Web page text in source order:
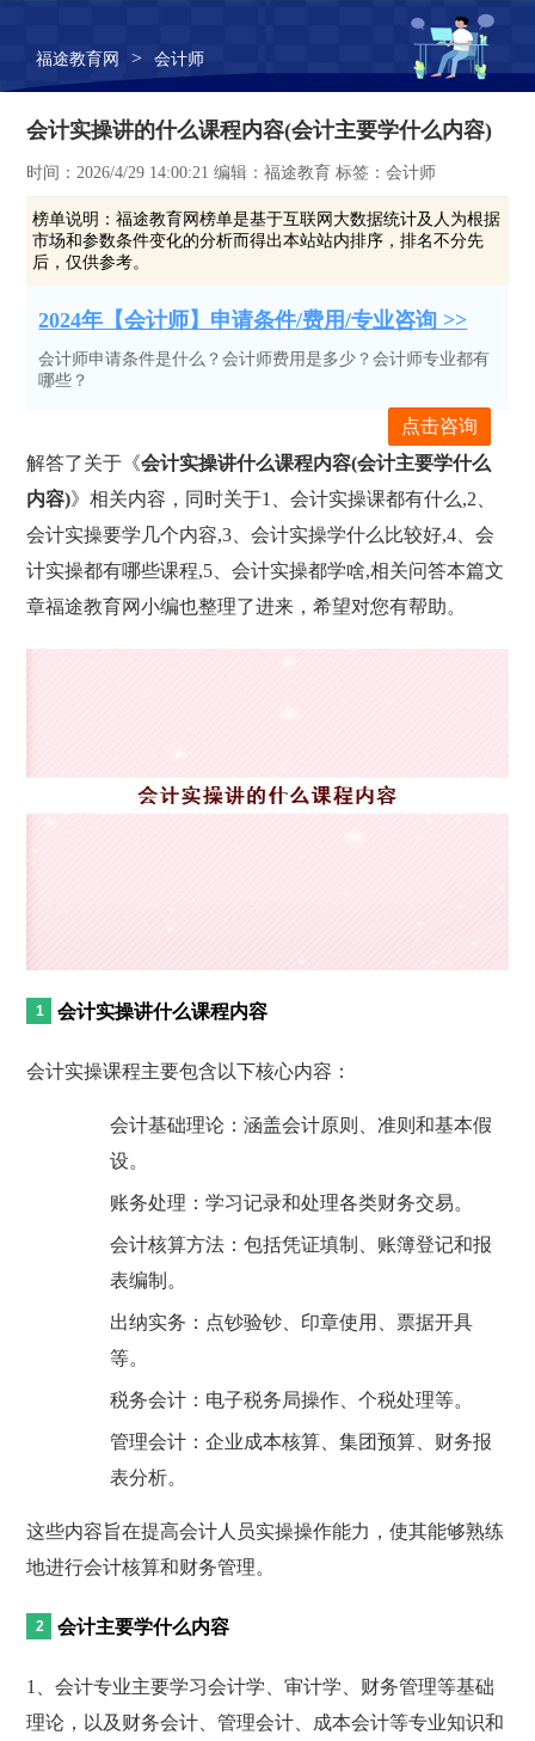
福途教育网 > 会计师
会计实操讲的什么课程内容(会计主要学什么内容)
时间：2026/4/29 14:00:21 编辑：福途教育 标签：会计师
榜单说明：福途教育网榜单是基于互联网大数据统计及人为根据
市场和参数条件变化的分析而得出本站站内排序，排名不分先
后，仅供参考。
2024年【会计师】申请条件/费用/专业咨询 >>
会计师申请条件是什么？会计师费用是多少？会计师专业都有
哪些？
点击咨询
解答了关于《会计实操讲什么课程内容(会计主要学什么
内容)》相关内容，同时关于1、会计实操课都有什么,2、
会计实操要学几个内容,3、会计实操学什么比较好,4、会
计实操都有哪些课程,5、会计实操都学啥,相关问答本篇文
章福途教育网小编也整理了进来，希望对您有帮助。
会计实操讲什么课程内容
会计实操课程主要包含以下核心内容：
会计基础理论：涵盖会计原则、准则和基本假
设。
账务处理：学习记录和处理各类财务交易。
会计核算方法：包括凭证填制、账簿登记和报
表编制。
出纳实务：点钞验钞、印章使用、票据开具
等。
税务会计：电子税务局操作、个税处理等。
管理会计：企业成本核算、集团预算、财务报
表分析。
这些内容旨在提高会计人员实操操作能力，使其能够熟练
地进行会计核算和财务管理。
会计主要学什么内容
1、会计专业主要学习会计学、审计学、财务管理等基础
理论，以及财务会计、管理会计、成本会计等专业知识和